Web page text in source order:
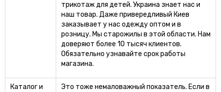
трикотаж для детей. Украина знает нас и
наш товар. Даже привередливый Киев
заказывает у нас одежду оптом и в
розницу. Мы старожилы в этой области. Нам
доверяют более 10 тысяч клиентов.
Обязательно узнавайте срок работы
магазина.
Каталог и
Это тоже немаловажный показатель. Если в